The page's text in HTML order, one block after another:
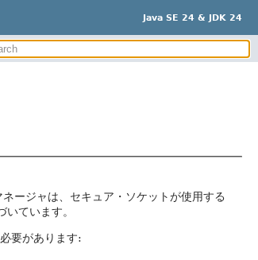
Java SE 24 & JDK 24
ネージャは、セキュア・ソケットが使用する
ています。
要があります: